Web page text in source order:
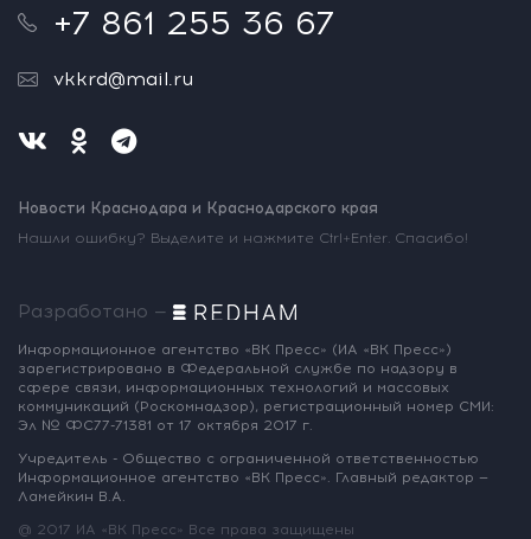
+7 861 255 36 67
vkkrd@mail.ru
Новости Краснодара и Краснодарского края
Нашли ошибку? Выделите и нажмите Ctrl+Enter. Спасибо!
Разработано —
Информационное агентство «ВК Пресс» (ИА «ВК Пресс»)
зарегистрировано в Федеральной службе по надзору в
сфере связи, информационных технологий и массовых
коммуникаций (Роскомнадзор), регистрационный номер СМИ:
Эл № ФС77-71381 от 17 октября 2017 г.
Учредитель - Общество с ограниченной ответственностью
Информационное агентство «ВК Пресс». Главный редактор —
Ламейкин В.А.
@ 2017 ИА «ВК Пресс» Все права защищены